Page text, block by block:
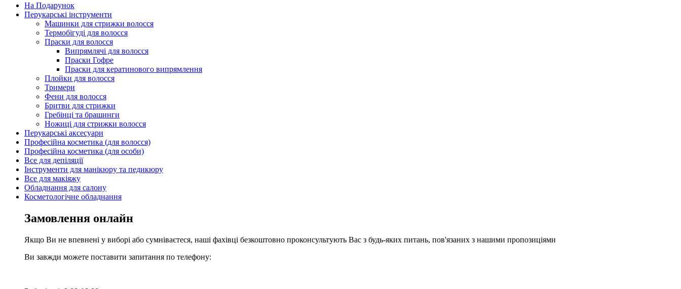
На Подарунок
Перукарські інструменти
Машинки для стрижки волосся
Термобігуді для волосся
Праски для волосся
Випрямлячі для волосся
Праски Гофре
Праски для кератинового випрямлення
Плойки для волосся
Тримери
Фени для волосся
Бритви для стрижки
Гребінці та брашинги
Ножиці для стрижки волосся
Перукарські аксесуари
Професійна косметика (для волосся)
Професійна косметика (для особи)
Все для депіляції
Інструменти для манікюру та педикюру
Все для макіяжу
Обладнання для салону
Косметологічне обладнання
Замовлення онлайн
Якщо Ви не впевнені у виборі або сумніваєтеся, наші фахівці безкоштовно проконсультують Вас з будь-яких питань, пов'язаних з нашими пропозиціями
Ви завжди можете поставити запитання по телефону: